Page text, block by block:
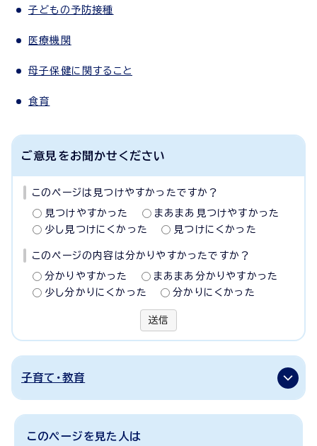
子どもの予防接種
医療機関
母子保健に関すること
食育
ご意見をお聞かせください
このページは見つけやすかったですか？
見つけやすかった
まあまあ見つけやすかった
少し見つけにくかった
見つけにくかった
このページの内容は分かりやすかったですか？
分かりやすかった
まあまあ分かりやすかった
少し分かりにくかった
分かりにくかった
送信
子育て・教育
このページを見た人は